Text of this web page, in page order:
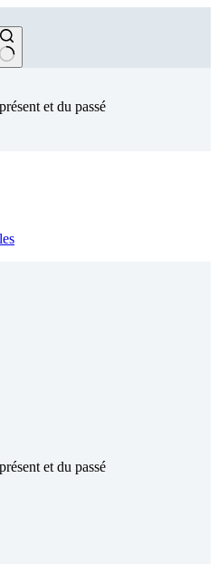
et du passé
et du passé